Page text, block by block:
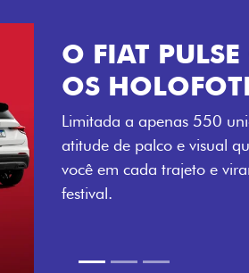
VISUAL COM
Se liga no que compõe a
numerada, adesivo lateral
a exclusividade, enquanto
rodas de liga-leve aro
com ainda mais estilo.